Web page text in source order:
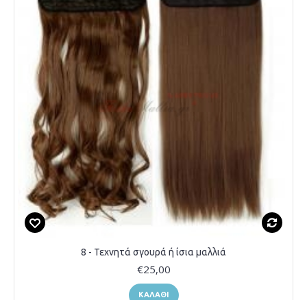
8 - Τεχνητά σγουρά ή ίσια μαλλιά
€25,00
ΚΑΛΆΘΙ